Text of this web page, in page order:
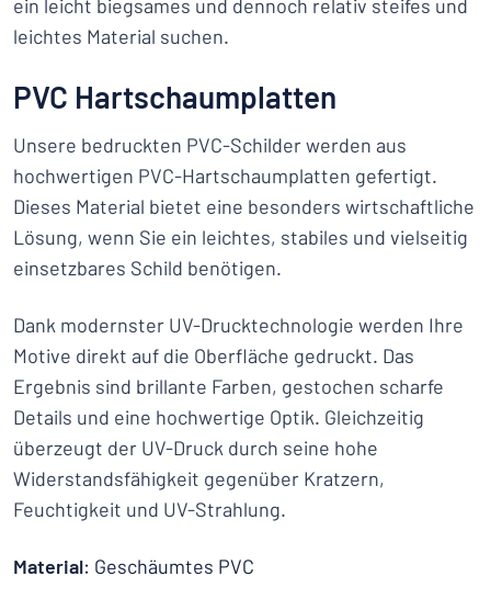
ein leicht biegsames und dennoch relativ steifes und
leichtes Material suchen.
PVC Hartschaumplatten
Unsere bedruckten PVC-Schilder werden aus
hochwertigen PVC-Hartschaumplatten gefertigt.
Dieses Material bietet eine besonders wirtschaftliche
Lösung, wenn Sie ein leichtes, stabiles und vielseitig
einsetzbares Schild benötigen.
Dank modernster UV-Drucktechnologie werden Ihre
Motive direkt auf die Oberfläche gedruckt. Das
Ergebnis sind brillante Farben, gestochen scharfe
Details und eine hochwertige Optik. Gleichzeitig
überzeugt der UV-Druck durch seine hohe
Widerstandsfähigkeit gegenüber Kratzern,
Feuchtigkeit und UV-Strahlung.
Material: Geschäumtes PVC